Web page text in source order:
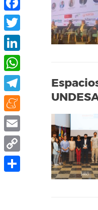
Facebook
Twitter
LinkedIn
WhatsApp
Telegram
Meneame
Email
Copy